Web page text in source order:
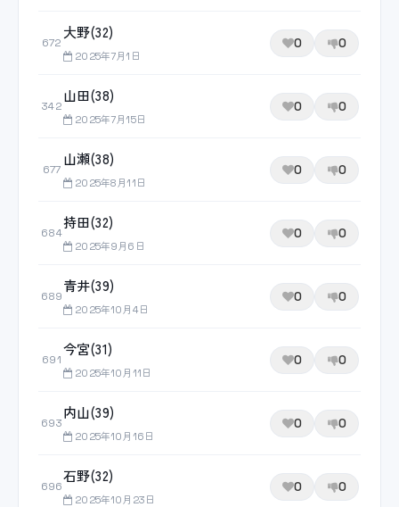
672
大野(32)
2025年7月1日
0 0
342
山田(38)
2025年7月15日
0 0
677
山瀬(38)
2025年8月11日
0 0
684
持田(32)
2025年9月6日
0 0
689
青井(39)
2025年10月4日
0 0
691
今宮(31)
2025年10月11日
0 0
693
内山(39)
2025年10月16日
0 0
696
石野(32)
2025年10月23日
0 0